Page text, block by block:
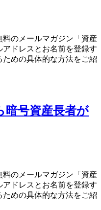
のメールマガジン「資産
ドレスとお名前を登録す
めの具体的な方法をご紹
暗号資産長者が
のメールマガジン「資産
ドレスとお名前を登録す
めの具体的な方法をご紹